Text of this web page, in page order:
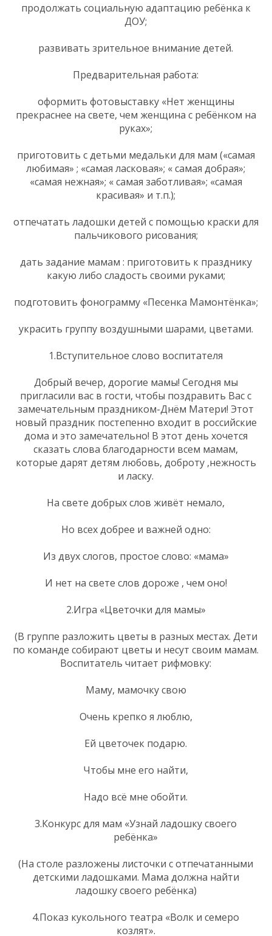
продолжать социальную адаптацию ребёнка к
ДОУ;
развивать зрительное внимание детей.
Предварительная работа:
оформить фотовыставку «Нет женщины
прекраснее на свете, чем женщина с ребёнком на
руках»;
приготовить с детьми медальки для мам («самая
любимая» ; «самая ласковая»; « самая добрая»;
«самая нежная»; « самая заботливая»; «самая
красивая» и т.п.);
отпечатать ладошки детей с помощью краски для
пальчикового рисования;
дать задание мамам : приготовить к празднику
какую либо сладость своими руками;
подготовить фонограмму «Песенка Мамонтёнка»;
украсить группу воздушными шарами, цветами.
1.Вступительное слово воспитателя
Добрый вечер, дорогие мамы! Сегодня мы
пригласили вас в гости, чтобы поздравить Вас с
замечательным праздником-Днём Матери! Этот
новый праздник постепенно входит в российские
дома и это замечательно! В этот день хочется
сказать слова благодарности всем мамам,
которые дарят детям любовь, доброту ,нежность
и ласку.
На свете добрых слов живёт немало,
Но всех добрее и важней одно:
Из двух слогов, простое слово: «мама»
И нет на свете слов дороже , чем оно!
2.Игра «Цветочки для мамы»
(В группе разложить цветы в разных местах. Дети
по команде собирают цветы и несут своим мамам.
Воспитатель читает рифмовку:
Маму, мамочку свою
Очень крепко я люблю,
Ей цветочек подарю.
Чтобы мне его найти,
Надо всё мне обойти.
3.Конкурс для мам «Узнай ладошку своего
ребёнка»
(На столе разложены листочки с отпечатанными
детскими ладошками. Мама должна найти
ладошку своего ребёнка)
4.Показ кукольного театра «Волк и семеро
козлят».